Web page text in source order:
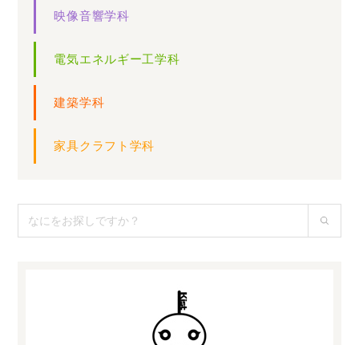
映像音響学科
電気エネルギー工学科
建築学科
家具クラフト学科